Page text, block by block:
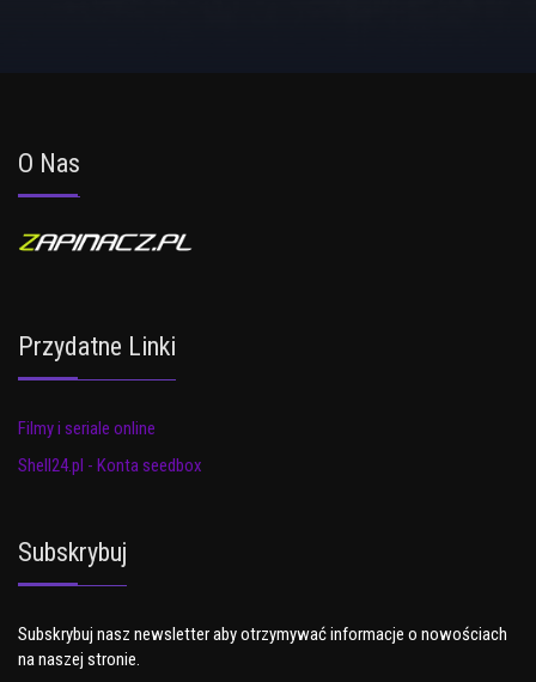
O Nas
Przydatne Linki
Filmy i seriale online
Shell24.pl - Konta seedbox
Subskrybuj
Subskrybuj nasz newsletter aby otrzymywać informacje o nowościach
na naszej stronie.